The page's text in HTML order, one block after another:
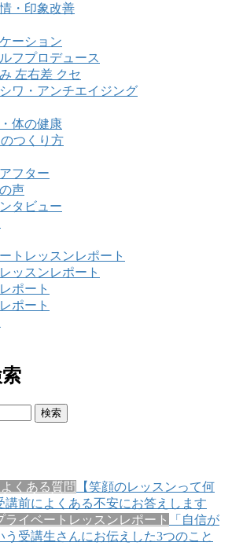
・印象改善
ーション
フプロデュース
左右差 クセ
ワ・アンチエイジング
体の健康
つくり方
フター
声
タビュー
トレッスンレポート
ッスンレポート
ポート
ポート
くある質問
【笑顔のレッスンって何
講前によくある不安にお答えします
ライベートレッスンレポート
「自信が
う受講生さんにお伝えした3つのこと